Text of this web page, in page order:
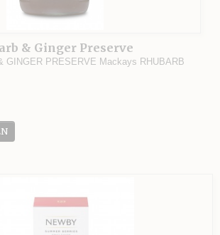
& Ginger Preserve
GINGER PRESERVE Mackays RHUBARB